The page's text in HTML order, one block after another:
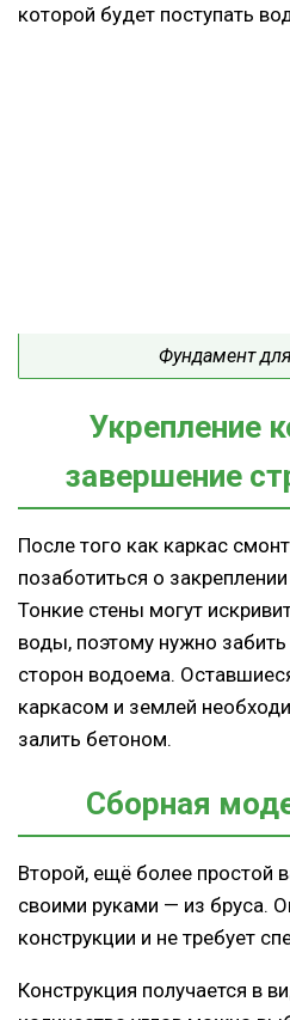
которой будет поступать
Фундамент
Укрепление
завершение
После того как каркас
позаботиться о
Тонкие стены могут
воды, поэтому нужно
сторон водоема.
каркасом и землей
залить бетоном.
Сборная
Второй, ещё более простой
своими руками — из бруса.
конструкции и не требует
Конструкция получается в